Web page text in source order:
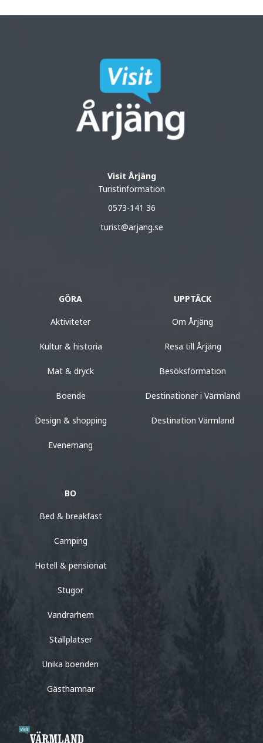
Visit Årjäng
Turistinformation
0573-141 36
turist@arjang.se
GÖRA
Aktiviteter
Kultur & historia
Mat & dryck
Boende
Design & shopping
Evenemang
UPPTÄCK
Om Årjäng
Resa till Årjäng
Besöksformation
Destinationer i Värmland
Destination Värmland
BO
Bed & breakfast
Camping
Hotell & pensionat
Stugor
Vandrarhem
Ställplatser
Unika boenden
Gästhamnar